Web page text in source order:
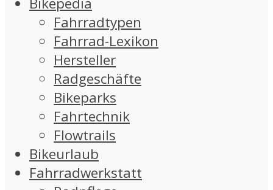
Fahrradtypen
Fahrrad-Lexikon
Hersteller
Radgeschäfte
Bikeparks
Fahrtechnik
Flowtrails
Bikeurlaub
Fahrradwerkstatt